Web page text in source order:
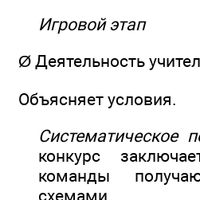
Игровой этап
Ø Деятельность
Объясняет условия.
Систематическое
конкурс
команды
схемами,